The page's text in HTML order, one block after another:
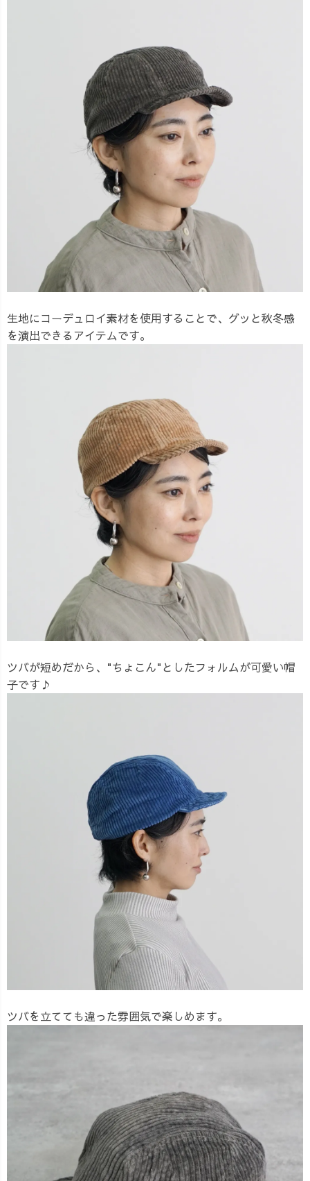
生地にコーデュロイ素材を使用することで、グッと秋冬感
を演出できるアイテムです。
ツバが短めだから、"ちょこん"としたフォルムが可愛い帽
子です♪
ツバを立てても違った雰囲気で楽しめます。